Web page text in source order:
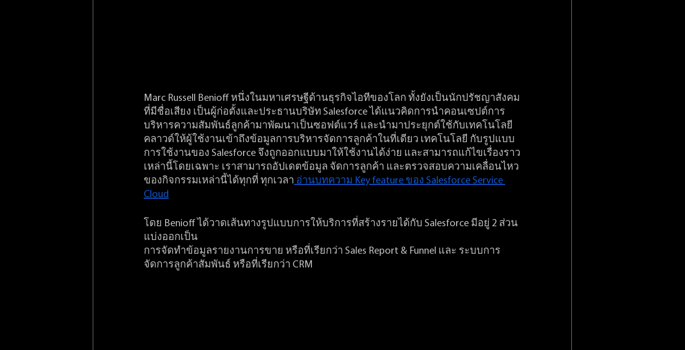
Marc Russell Benioff หนึ่งในมหาเศรษฐีด้านธุรกิจไอทีของโลก ทั้งยังเป็นนักปรัชญาสังคม
ที่มีชื่อเสียง เป็นผู้ก่อตั้งและประธานบริษัท Salesforce ได้แนวคิดการนำคอนเซปต์การ
บริหารความสัมพันธ์ลูกค้ามาพัฒนาเป็นซอฟต์แวร์ และนำมาประยุกต์ใช้กับเทคโนโลยี
คลาวด์ให้ผู้ใช้งานเข้าถึงข้อมูลการบริหารจัดการลูกค้าในที่เดียว เทคโนโลยี กับรูปแบบ
การใช้งานของ Salesforce จึงถูกออกแบบมาให้ใช้งานได้ง่าย และสามารถแก้ไขเรื่องราว
เหล่านี้โดยเฉพาะ เราสามารถอัปเดตข้อมูล จัดการลูกค้า และตรวจสอบความเคลื่อนไหว
ของกิจกรรมเหล่านี้ได้ทุกที่ ทุกเวลา อ่านบทความ Key feature ของ Salesforce Service
Cloud
โดย Benioff ได้วาดเส้นทางรูปแบบการให้บริการที่สร้างรายได้กับ Salesforce มีอยู่ 2 ส่วน
แบ่งออกเป็น
การจัดทำข้อมูลรายงานการขาย หรือที่เรียกว่า Sales Report & Funnel และ ระบบการ
จัดการลูกค้าสัมพันธ์ หรือที่เรียกว่า CRM